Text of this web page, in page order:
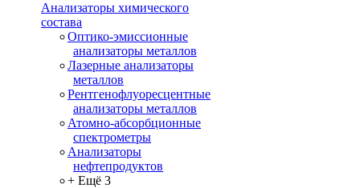
Анализаторы химического
состава
Оптико-эмиссионные
анализаторы металлов
Лазерные анализаторы
металлов
Рентгенофлуоресцентные
анализаторы металлов
Атомно-абсорбционные
спектрометры
Анализаторы
нефтепродуктов
+ Ещё 3